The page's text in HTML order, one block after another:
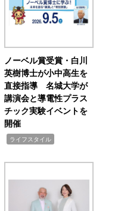
ノーベル賞受賞・白川
英樹博士が小中高生を
直接指導 名城大学が
講演会と導電性プラス
チック実験イベントを
開催
ライフスタイル